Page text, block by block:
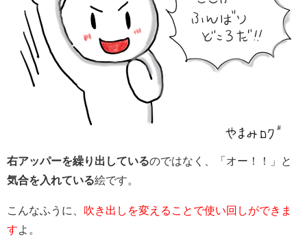
右アッパーを繰り出しているのではなく、「オー！！」と
気合を入れている絵です。
こんなふうに、 吹き出しを変えることで使い回しができま
す よ。